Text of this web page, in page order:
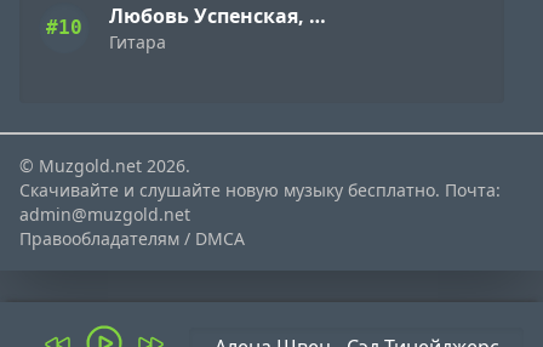
#10 Любовь Успенская, Руслан Швыдченко
Гитара
© Muzgold.net 2026.
Скачивайте и слушайте новую музыку бесплатно. Почта:
admin@muzgold.net
Правообладателям / DMCA